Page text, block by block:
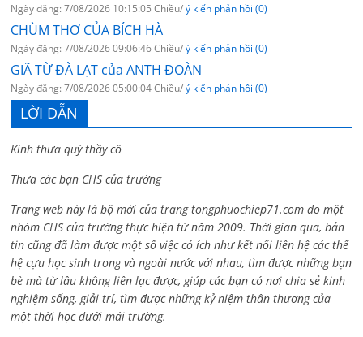
Ngày đăng: 7/08/2026 10:15:05 Chiều/ý kiến phản hồi (0)
CHÙM THƠ CỦA BÍCH HÀ
Ngày đăng: 7/08/2026 09:06:46 Chiều/ý kiến phản hồi (0)
GIÃ TỪ ĐÀ LẠT của ANTH ĐOÀN
Ngày đăng: 7/08/2026 05:00:04 Chiều/ý kiến phản hồi (0)
LỜI DẪN
Kính thưa quý thầy cô
Thưa các bạn CHS của trường
Trang web này là bộ mới của trang tongphuochiep71.com do một
nhóm CHS của trường thực hiện từ năm 2009. Thời gian qua, bản
tin cũng đã làm được một số việc có ích như kết nối liên hệ các thế
hệ cựu học sinh trong và ngoài nước với nhau, tìm được những bạn
bè mà từ lâu không liên lạc được, giúp các bạn có nơi chia sẻ kinh
nghiệm sống, giải trí, tìm được những kỷ niệm thân thương của
một thời học dưới mái trường.